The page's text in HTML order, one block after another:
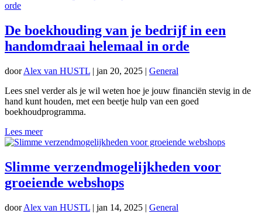
De boekhouding van je bedrijf in een
handomdraai helemaal in orde
doorAlex van HUSTL | jan 20, 2025 | General
Lees snel verder als je wil weten hoe je jouw financiën stevig in de
hand kunt houden, met een beetje hulp van een goed
boekhoudprogramma.
Lees meer
Slimme verzendmogelijkheden voor
groeiende webshops
doorAlex van HUSTL | jan 14, 2025 | General